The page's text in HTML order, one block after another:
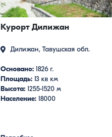
Курорт Дилижан
Дилижан, Тавушская обл.
Основано: 1826 г.
Площадь: 13 кв км
Высота: 1255-1520 м
Население: 18000